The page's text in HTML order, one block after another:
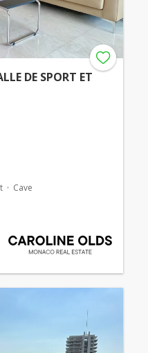
DE SPORT ET
Cave